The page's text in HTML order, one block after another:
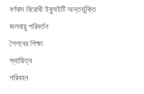
বর্ণবাদ বিরোধী ইক্যুইটি অন্তর্ভুক্তি
জলবায়ু পরিবর্তন
শৈশবের শিক্ষা
স্থায়িত্ব
পরিবহন